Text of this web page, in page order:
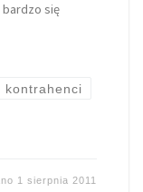
bardzo się
kontrahenci
1 sierpnia 2011